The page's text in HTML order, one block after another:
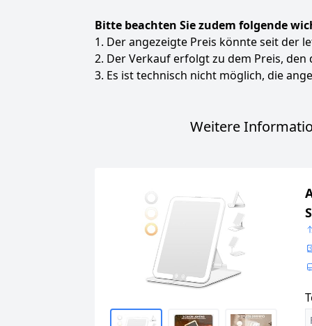
Bitte beachten Sie zudem folgende
1. Der angezeigte Preis könnte seit der
2. Der Verkauf erfolgt zu dem Preis,
3. Es ist technisch nicht möglich, die
Weitere